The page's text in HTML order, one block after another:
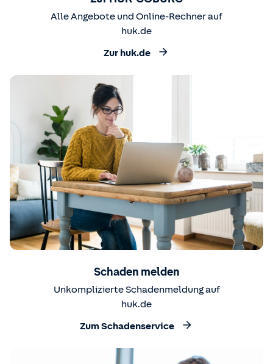
Alle Angebote und Online-Rechner auf
huk.de
Zur huk.de
Schaden melden
Unkomplizierte Schadenmeldung auf
huk.de
Zum Schadenservice